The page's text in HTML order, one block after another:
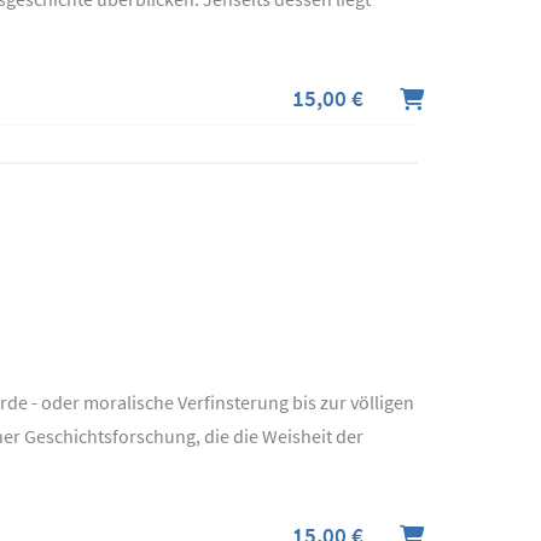
15,00 €
- oder moralische Verfinsterung bis zur völligen
Geschichtsforschung, die die Weisheit der